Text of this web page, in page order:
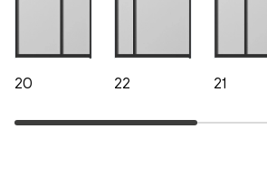
20 22 21